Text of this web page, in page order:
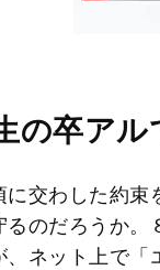
の卒アル
に交わした約束
るのだろうか。
、ネット上で「